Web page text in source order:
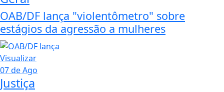
OAB/DF lança "violentômetro" sobre
estágios da agressão a mulheres
Visualizar
07 de Ago
Justiça